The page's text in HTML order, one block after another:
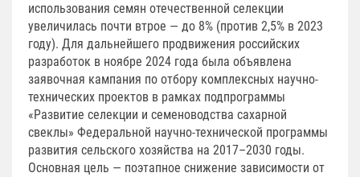
использования семян отечественной селекции
увеличилась почти втрое — до 8% (против 2,5% в 2023
году). Для дальнейшего продвижения российских
разработок в ноябре 2024 года была объявлена
заявочная кампания по отбору комплексных научно-
технических проектов в рамках подпрограммы
«Развитие селекции и семеноводства сахарной
свеклы» Федеральной научно-технической программы
развития сельского хозяйства на 2017–2030 годы.
Основная цель — поэтапное снижение зависимости от